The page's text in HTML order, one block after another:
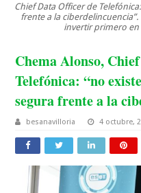
Chief Data Officer de
frente a la
invertir primero en
Chema Alonso,
Telefónica: “no
segura frente a la
besanavilloria 4 octubre,